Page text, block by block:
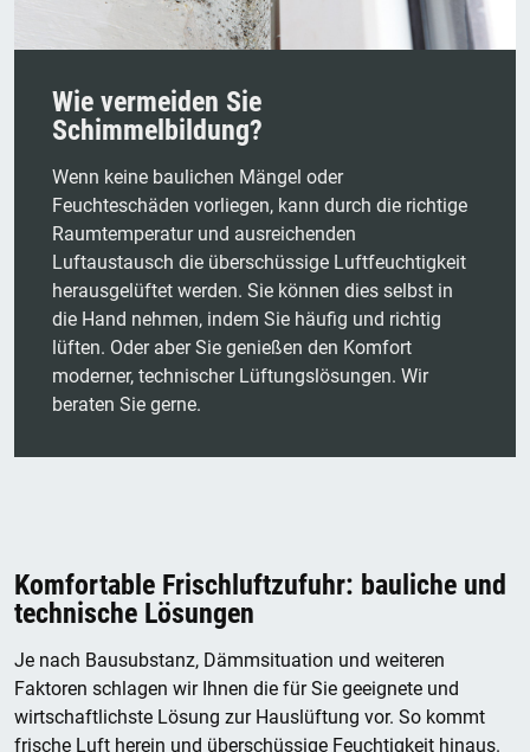
Wie vermeiden Sie
Schimmelbildung?
Wenn keine baulichen Mängel oder
Feuchteschäden vorliegen, kann durch die richtige
Raumtemperatur und ausreichenden
Luftaustausch die überschüssige Luftfeuchtigkeit
herausgelüftet werden. Sie können dies selbst in
die Hand nehmen, indem Sie häufig und richtig
lüften. Oder aber Sie genießen den Komfort
moderner, technischer Lüftungslösungen. Wir
beraten Sie gerne.
Komfortable Frischluftzufuhr: bauliche und
technische Lösungen
Je nach Bausubstanz, Dämmsituation und weiteren
Faktoren schlagen wir Ihnen die für Sie geeignete und
wirtschaftlichste Lösung zur Hauslüftung vor. So kommt
frische Luft herein und überschüssige Feuchtigkeit hinaus.